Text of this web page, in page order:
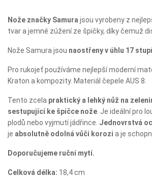
Nože značky Samura jsou vyrobeny z
tvar a jemné zúžení ze špičky, díky čemuž
Nože Samura jsou naostřeny v úhlu 17
Pro rukojeť používáme nejlepší moderní
Kraton a kompozity. Materiál čepele AUS 8.
Tento zcela praktický a lehký nůž na
sestupující ke špičce nože. Je ideální pro
plodů nebo vyjmutí jádřince. Jednovrstvá
je absolutně odolná vůči korozi a je
Doporučujeme ruční mytí.
Celková délka: 18,4 cm